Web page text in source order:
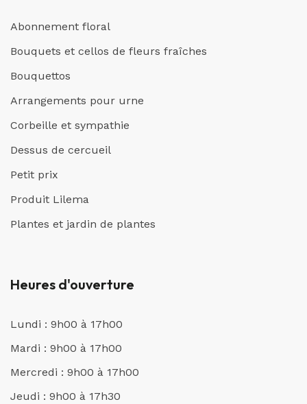
Abonnement floral
Bouquets et cellos de fleurs fraîches
Bouquettos
Arrangements pour urne
Corbeille et sympathie
Dessus de cercueil
Petit prix
Produit Lilema
Plantes et jardin de plantes
Heures d'ouverture
Lundi : 9h00 à 17h00
Mardi : 9h00 à 17h00
Mercredi : 9h00 à 17h00
Jeudi : 9h00 à 17h30